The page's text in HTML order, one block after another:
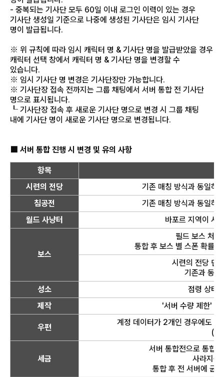
- 중복되는 기사단 모두 60일 이내 로그인 이력이 있는 경우
기사단 생성일 기준으로 나중에 생성된 기사단은 임시 기사단
명이 발급됩니다.
※ 위 규칙에 따라 임시 캐릭터 명 & 기사단 명을 발급받았을 경우
캐릭터 선택 창에서 캐릭터 명 & 기사단 명을 변경할 수
있습니다.
※ 임시 기사단 명 변경은 기사단장만 가능합니다.
※ 기사단장 접속 전까지는 그룹 채팅에서 서버 통합 전 기사단
명으로 표시됩니다.
┖ 기사단장 접속 후 새로운 기사단 명으로 변경 시 그룹 채팅
내에 기사단 명이 새로운 기사단 명으로 변경됩니다.
■ 서버 통합 진행 시 변경 및 유의 사항
항목
시련의 전당
기존 매칭 방식과 동일하
침공전
기존 매칭 방식과 동일하
월드 사냥터
바포르 지역이 서
보스
필드 보스 처
통합 후 보스 별 스폰 확률
시련의 전당 던
기존과 동일
성소
점령 상태
제작
'서버 수량 제한' 제
우편
계정 데이터가 2개인 경우에도
(쿠
세금
서버 통합전으로 통합
사라지는
통합 후 전 서버에 균